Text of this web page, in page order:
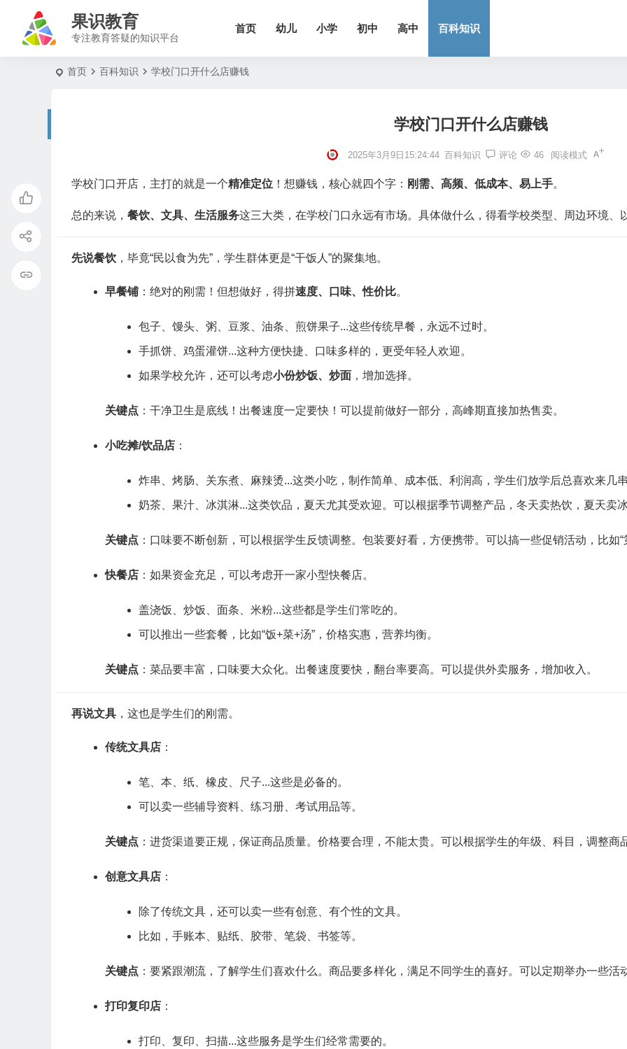
果识教育
专注教育答疑的知识平台
首页 幼儿 小学 初中 高中 百科知识
首页 百科知识 学校门口开什么店赚钱
学校门口开什么店赚钱
2025年3月9日15:24:44 百科知识 评论 46 阅读模式
学校门口开店，主打的就是一个精准定位 ！想赚钱，核心就四个字： 刚需、高频、低成本、易上手。
总的来说， 餐饮、文具、生活服务这三大类，在学校门口永远有市场。具体做什么，得看学校类型、周边环境、
先说餐饮 ，毕竟“民以食为先”，学生群体更是“干饭人”的聚集地。
早餐铺：绝对的刚需！但想做好，得拼速度、口味、性价比。
包子、馒头、粥、豆浆、油条、煎饼果子...这些传统早餐，永远不过时。
手抓饼、鸡蛋灌饼...这种方便快捷、口味多样的，更受年轻人欢迎。
如果学校允许，还可以考虑小份炒饭、炒面 ，增加选择。
关键点 ：干净卫生是底线！出餐速度一定要快！可以提前做好一部分，高峰期直接加热售卖。
小吃摊/饮品店 ：
炸串、烤肠、关东煮、麻辣烫...这类小吃，制作简单、成本低、利润高，学生们放学后总喜欢来几
奶茶、果汁、冰淇淋...这类饮品，夏天尤其受欢迎。可以根据季节调整产品，冬天卖热饮，夏天卖
关键点 ：口味要不断创新，可以根据学生反馈调整。包装要好看，方便携带。可以搞一些促销活动，比如“
快餐店 ：如果资金充足，可以考虑开一家小型快餐店。
盖浇饭、炒饭、面条、米粉...这些都是学生们常吃的。
可以推出一些套餐，比如“饭+菜+汤”，价格实惠，营养均衡。
关键点 ：菜品要丰富，口味要大众化。出餐速度要快，翻台率要高。可以提供外卖服务，增加收入。
再说文具 ，这也是学生们的刚需。
传统文具店 ：
笔、本、纸、橡皮、尺子...这些是必备的。
可以卖一些辅导资料、练习册、考试用品等。
关键点 ：进货渠道要正规，保证商品质量。价格要合理，不能太贵。可以根据学生的年级、科目，调整商
创意文具店 ：
除了传统文具，还可以卖一些有创意、有个性的文具。
比如，手账本、贴纸、胶带、笔袋、书签等。
关键点 ：要紧跟潮流，了解学生们喜欢什么。商品要多样化，满足不同学生的喜好。可以定期举办一些活
打印复印店 ：
打印、复印、扫描...这些服务是学生们经常需要的。